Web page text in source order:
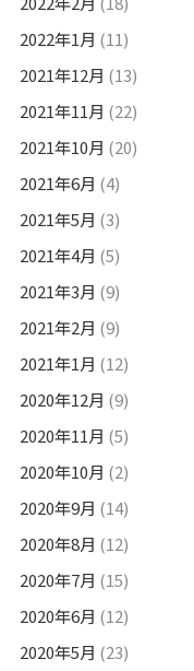
2022年1月 (11)
2021年12月 (13)
2021年11月 (22)
2021年10月 (20)
2021年6月 (4)
2021年5月 (3)
2021年4月 (5)
2021年3月 (9)
2021年2月 (9)
2021年1月 (12)
2020年12月 (9)
2020年11月 (5)
2020年10月 (2)
2020年9月 (14)
2020年8月 (12)
2020年7月 (15)
2020年6月 (12)
2020年5月 (23)